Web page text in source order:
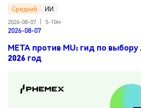
Средний
ИИ
2026-08-07
5-10м
2026-08-07
META против MU: гид по
2026 год